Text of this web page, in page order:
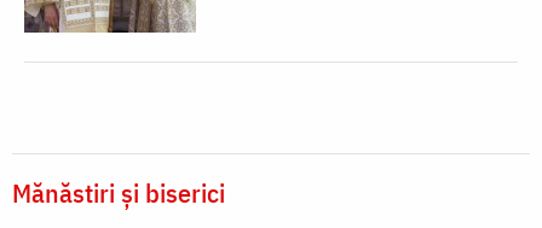
Mănăstiri și biserici